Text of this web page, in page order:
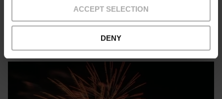
ACCEPT SELECTION
DENY